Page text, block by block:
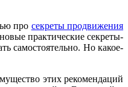
про секреты продвижения
практические секреты-
самостоятельно. Но какое-
этих рекомендаций